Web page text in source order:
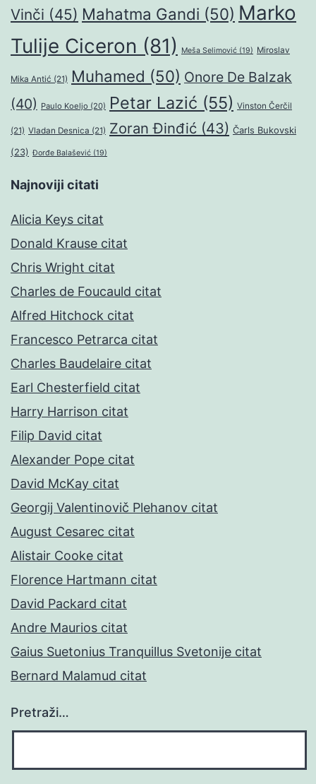
Vinči (45) Mahatma Gandi (50) Marko
Tulije Ciceron (81) Meša Selimović (19) Miroslav
Mika Antić (21) Muhamed (50) Onore De Balzak
(40) Paulo Koeljo (20) Petar Lazić (55) Vinston Čerčil
(21) Vladan Desnica (21) Zoran Đinđić (43) Čarls Bukovski
(23) Đorđe Balašević (19)
Najnoviji citati
Alicia Keys citat
Donald Krause citat
Chris Wright citat
Charles de Foucauld citat
Alfred Hitchock citat
Francesco Petrarca citat
Charles Baudelaire citat
Earl Chesterfield citat
Harry Harrison citat
Filip David citat
Alexander Pope citat
David McKay citat
Georgij Valentinovič Plehanov citat
August Cesarec citat
Alistair Cooke citat
Florence Hartmann citat
David Packard citat
Andre Maurios citat
Gaius Suetonius Tranquillus Svetonije citat
Bernard Malamud citat
Pretraži…